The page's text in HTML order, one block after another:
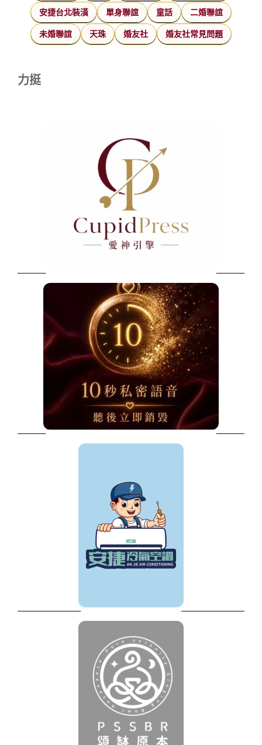
安捷台北裝潢 單身聯誼 童話 二婚聯誼
未婚聯誼 天珠 婚友社 婚友社常見問題
力挺